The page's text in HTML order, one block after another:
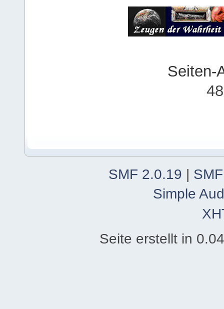
Seiten-
SMF 2.0.19 |
Simple
Seite erstellt in